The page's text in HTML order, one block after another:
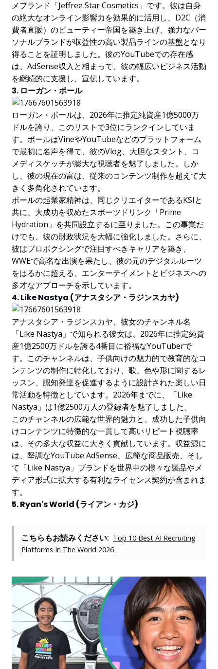
メブランド「Jeffree Star Cosmetics」です。彼は自身
の絶大なオンライン影響力を効果的に活用し、D2C（消
費者直販）のビューティー帝国を築き上げ、強力なパー
ソナルブランドが収益性の高い製品ラインの基盤となり
得ることを証明しました。彼のYouTubeでの存在感
は、AdSense収入と相まって、彼の幅広いビジネス活動
を継続的に支援し、宣伝しています。
3. ローガン・ポール
ローガン・ポールは、2026年に推定純資産1億5000万
ドルを誇り、このリストで3位にランクインしていま
す。ポールはVineやYouTubeなどのプラットフォーム
で最初に名声を得て、彼のVlog、大胆なスタント、コ
メディスケッチが膨大な視聴者を魅了しました。しか
し、彼の現在の富は、従来のコンテンツ制作を超えて大
きく多角化されています。
ポールの起業家精神は、同じクリエイターであるKSIと
共に、大成功を収めたスポーツドリンク「Prime
Hydration」を共同設立するに至りました。この事業だ
けでも、彼の財政状況を大幅に強化しました。さらに、
彼はプロボクシングで注目すべきキャリアを築き、
WWEで高名な出演を果たし、彼の元のデジタルルーツ
をはるかに超える、エンターテイメントとビジネスへの
多才なアプローチを示しています。
4. Like Nastya (アナスタシア・ラジンスカヤ)
アナスタシア・ラジンスカヤ、彼女のチャンネル名
「Like Nastya」で知られる彼女は、2026年に推定純資
産1億2500万ドルを誇る4番目に裕福なYouTuberで
す。このチャンネルは、子供向けの魅力的で教育的なコ
ンテンツの制作に特化しており、歌、色や形に関するレ
ッスン、認知発達を促進するように設計された楽しい日
常活動を特徴としています。2026年までに、「Like
Nastya」は1億2500万人の登録者を魅了しました。
このチャンネルの広範な世界的魅力と、成功した子供向
けコンテンツに特徴的な一貫して高いリピート視聴率
は、その多大な収益に大きく貢献しています。収益源に
は、堅調なYouTube AdSense、広範な商品販売、そし
て「Like Nastya」ブランドを世界中の様々な製品やメ
ディア形式に拡大する有利なライセンス契約が含まれま
す。
5. Ryan's World (ライアン・カジ)
こちらもお読みください: Top 10 Best AI Recruiting
Platforms In The World 2026